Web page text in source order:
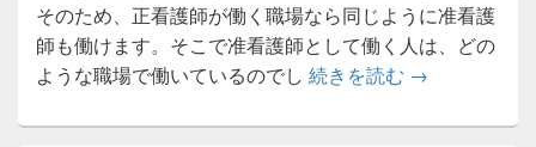
そのため、正看護師が働く職場なら同じように准看護
師も働けます。そこで准看護師として働く人は、どの
ような職場で働いているのでし 続きを読む 資格を取得し
→